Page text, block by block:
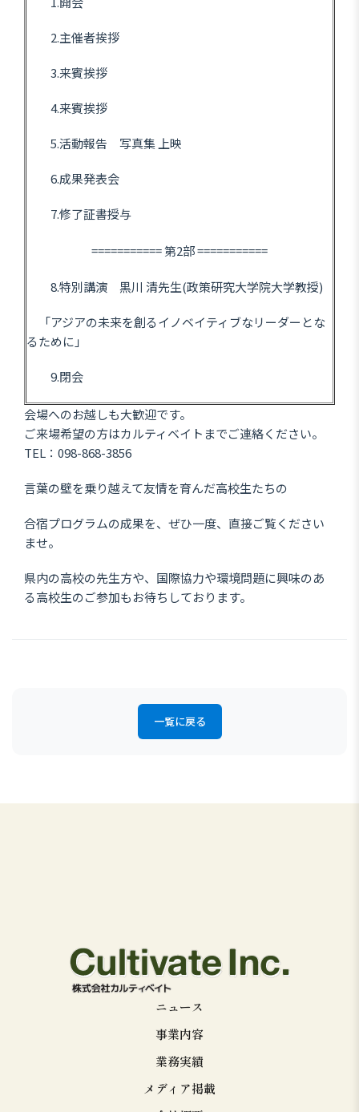
2.主催者挨拶
3.来賓挨拶
4.来賓挨拶
5.活動報告 写真集 上映
6.成果発表会
7.修了証書授与
=========== 第2部 ===========
8.特別講演 黒川 清先生(政策研究大学院大学教授)
「アジアの未来を創るイノベイティブなリーダーとな
るために」
9.閉会
会場へのお越しも大歓迎です。
ご来場希望の方はカルティベイトまでご連絡ください。
TEL：098-868-3856
言葉の壁を乗り越えて友情を育んだ高校生たちの
合宿プログラムの成果を、ぜひ一度、直接ご覧ください
ませ。
県内の高校の先生方や、国際協力や環境問題に興味のあ
る高校生のご参加もお待ちしております。
一覧に戻る
ニュース
事業内容
業務実績
メディア掲載